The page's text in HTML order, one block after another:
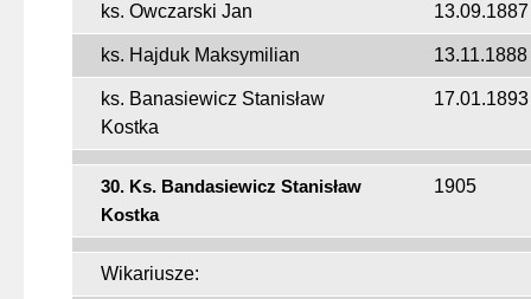
ks. Owczarski Jan 13.09.1887
ks. Hajduk Maksymilian 13.11.1888
ks. Banasiewicz Stanisław
Kostka
17.01.1893
30. Ks. Bandasiewicz Stanisław
Kostka
1905
Wikariusze: